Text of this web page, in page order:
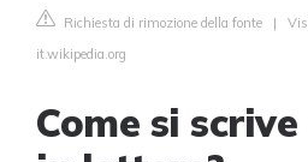
Richiesta di rimozione della fonte |
it.wikipedia.org
Come si